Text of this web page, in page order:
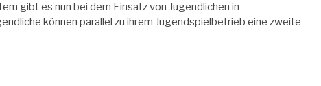
gibt es nun bei dem Einsatz von Jugendlichen in
können parallel zu ihrem Jugendspielbetrieb eine zweite